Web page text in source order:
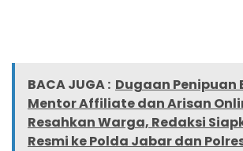
BACA JUGA : Dugaan Penipuan
Mentor Affiliate dan Arisan
Resahkan Warga, Redaksi
Resmi ke Polda Jabar dan